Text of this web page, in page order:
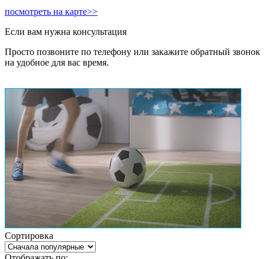
посмотреть на карте>>
Если вам нужна консультация
Просто позвоните по телефону или закажите обратный звонок
на удобное для вас время.
Сортировка